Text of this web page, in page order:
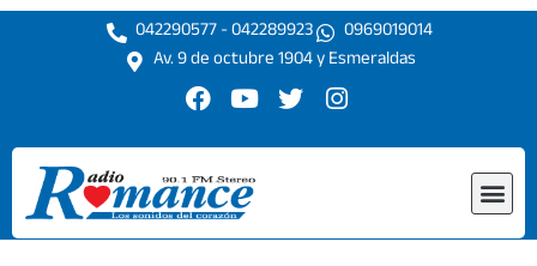
Ir
042290577 - 042289923
0969019014
Av. 9 de octubre 1904 y Esmeraldas
F
c
e
b
o
o
Y
u
t
u
b
e
T
i
r
I
s
r